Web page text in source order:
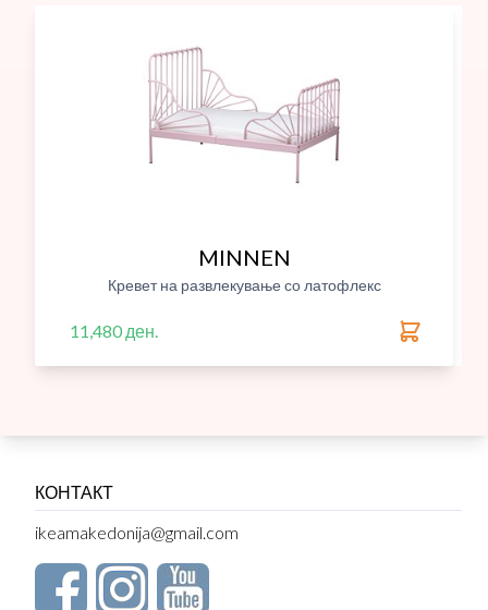
MINNEN
Кревет на развлекување со латофлекс
11,480 ден.
КОНТАКТ
ikeamakedonija@gmail.com